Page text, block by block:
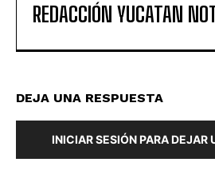
REDACCIÓN YUCATAN
DEJA UNA RESPUESTA
INICIAR SESIÓN PARA DEJAR